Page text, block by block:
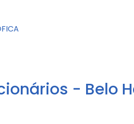
- Belo